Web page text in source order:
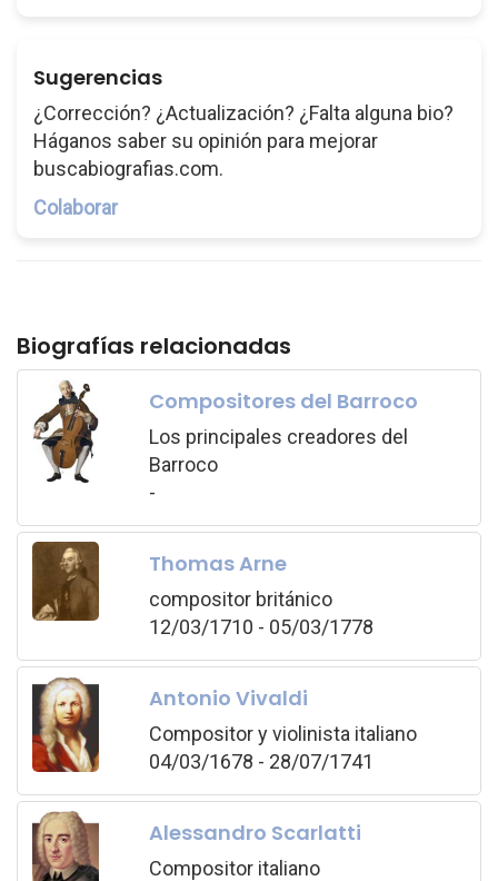
Sugerencias
¿Corrección? ¿Actualización? ¿Falta alguna bio?
Háganos saber su opinión para mejorar
buscabiografias.com.
Colaborar
Biografías relacionadas
Compositores del Barroco
Los principales creadores del
Barroco
-
Thomas Arne
compositor británico
12/03/1710 - 05/03/1778
Antonio Vivaldi
Compositor y violinista italiano
04/03/1678 - 28/07/1741
Alessandro Scarlatti
Compositor italiano